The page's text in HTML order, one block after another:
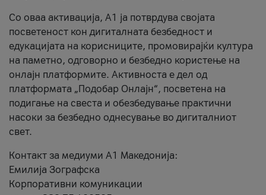
Со оваа активација, А1 ја потврдува својата
посветеност кон дигиталната безбедност и
едукацијата на корисниците, промовирајќи култура
на паметно, одговорно и безбедно користење на
онлајн платформите. Активноста е дел од
платформата „Подобар Онлајн“, посветена на
подигање на свеста и обезбедување практични
насоки за безбедно однесување во дигиталниот
свет.
Контакт за медиуми А1 Македонија:
Емилија Зографска
Корпоративни комуникации